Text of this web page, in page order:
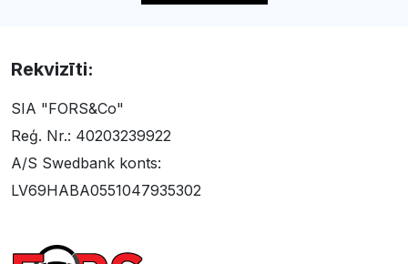
Rekvizīti:
SIA "FORS&Co"
Reģ. Nr.: 40203239922
A/S Swedbank konts:
LV69HABA0551047935302